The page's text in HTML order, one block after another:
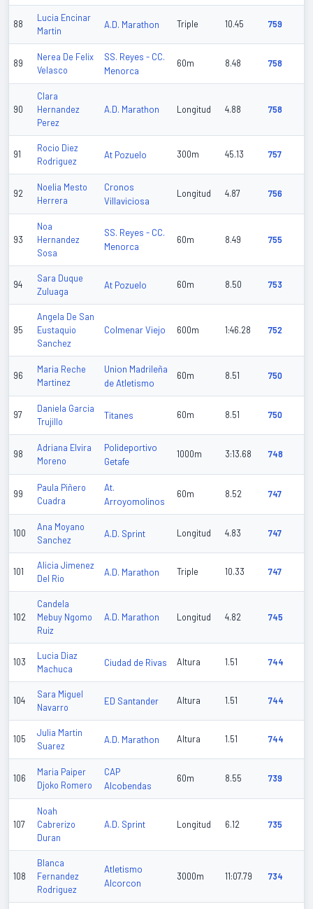
88
Lucia Encinar
Martin
A.D. Marathon Triple 10.45 759
89
Nerea De Felix
Velasco
SS. Reyes - CC.
Menorca
60m 8.48 758
90
Clara
Hernandez
Perez
A.D. Marathon Longitud 4.88 758
91
Rocio Diez
Rodriguez
At Pozuelo 300m 45.13 757
92
Noelia Mesto
Herrera
Cronos
Villaviciosa
Longitud 4.87 756
93
Noa
Hernandez
Sosa
SS. Reyes - CC.
Menorca
60m 8.49 755
94
Sara Duque
Zuluaga
At Pozuelo 60m 8.50 753
95
Angela De San
Eustaquio
Sanchez
Colmenar Viejo 600m 1:46.28 752
96
Maria Reche
Martinez
Union Madrileña
de Atletismo
60m 8.51 750
97
Daniela Garcia
Trujillo
Titanes 60m 8.51 750
98
Adriana Elvira
Moreno
Polideportivo
Getafe
1000m 3:13.68 748
99
Paula Piñero
Cuadra
At.
Arroyomolinos
60m 8.52 747
100
Ana Moyano
Sanchez
A.D. Sprint Longitud 4.83 747
101
Alicia Jimenez
Del Rio
A.D. Marathon Triple 10.33 747
102
Candela
Mebuy Ngomo
Ruiz
A.D. Marathon Longitud 4.82 745
103
Lucia Diaz
Machuca
Ciudad de Rivas Altura 1.51 744
104
Sara Miguel
Navarro
ED Santander Altura 1.51 744
105
Julia Martin
Suarez
A.D. Marathon Altura 1.51 744
106
Maria Paiper
Djoko Romero
CAP
Alcobendas
60m 8.55 739
107
Noah
Cabrerizo
Duran
A.D. Sprint Longitud 6.12 735
108
Blanca
Fernandez
Rodriguez
Atletismo
Alcorcon
3000m 11:07.79 734